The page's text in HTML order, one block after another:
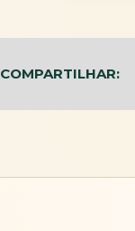
COMPARTILHAR: